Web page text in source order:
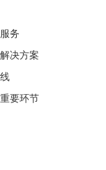
务
决方案
要环节